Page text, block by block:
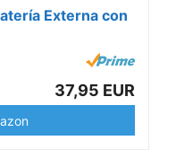
Externa con
37,95 EUR